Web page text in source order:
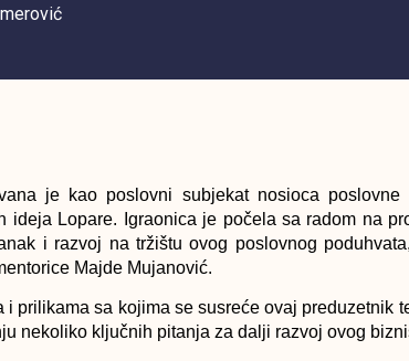
je kao poslovni subjekat nosioca poslovne
ideja Lopare. Igraonica je počela sa radom na
i razvoj na tržištu ovog poslovnog
Majde Mujanović.
i prilikama sa kojima se susreće ovaj preduzetnik
nekoliko ključnih pitanja za dalji razvoj ovog